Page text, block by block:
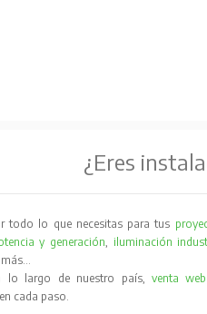
¿Eres
todo lo que necesitas para tus
y generación, iluminación
lo largo de nuestro país, venta web
cada paso.